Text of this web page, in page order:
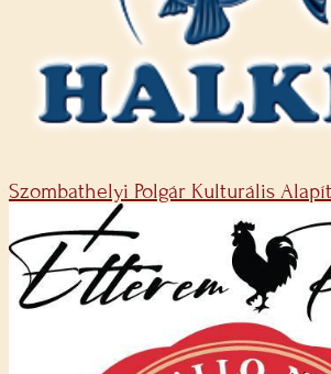
Szombathelyi Polgár Kulturális